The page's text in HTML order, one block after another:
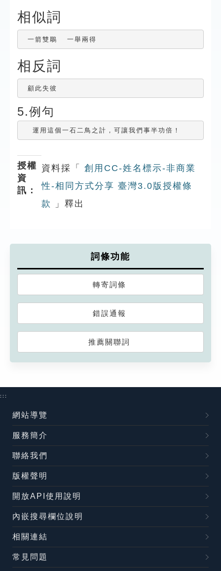
相似詞
一箭雙鵰  一舉兩得
相反詞
顧此失彼
5.例句
  運用這個一石二鳥之計，可讓我們事半功倍！
授權
資
訊：
資料採「
創用CC-姓名標示-非商業
性-相同方式分享 臺灣3.0版授權條
款
」釋出
詞條功能
轉寄詞條
錯誤通報
推薦關聯詞
:::
網站導覽
服務簡介
聯絡我們
版權聲明
開放API使用說明
內嵌搜尋欄位說明
相關連結
常見問題